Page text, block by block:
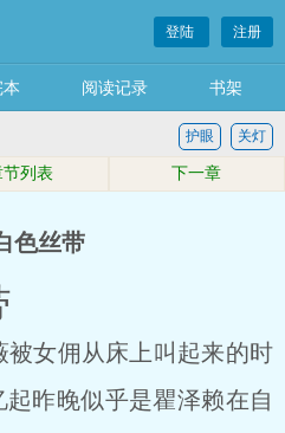
登陆 注册
本 阅读记录 书架
关灯
护眼
节列表 下一章
色丝带
女佣从床上叫起来的时
昨晚似乎是瞿泽赖在自